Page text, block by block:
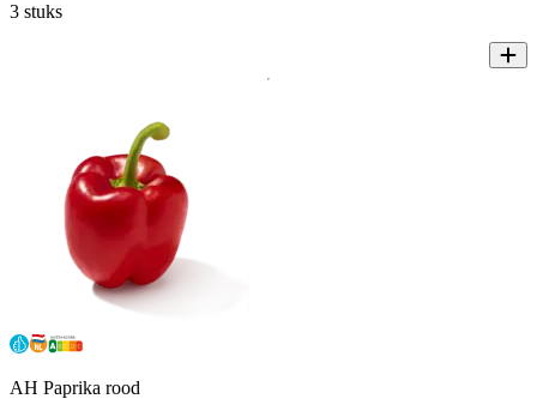
3 stuks
AH Paprika rood